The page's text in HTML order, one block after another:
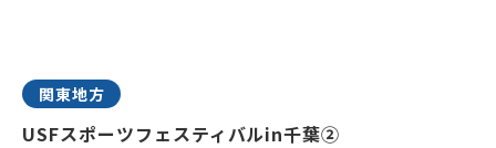
関東地方
USFスポーツフェスティバルin千葉②